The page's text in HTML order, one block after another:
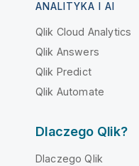
ANALITYKA I AI
Qlik Cloud Analytics
Qlik Answers
Qlik Predict
Qlik Automate
Dlaczego Qlik?
Dlaczego Qlik